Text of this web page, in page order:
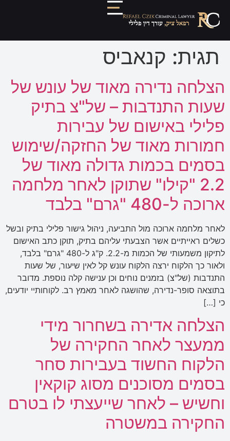
תגית: קנאביס
הצלחה נדירה מאוד של עונש של
שעות התנדבות – של"צ בתיק
פלילי באישום של עבירות
חמורות מאוד של החזקה/שימוש
בסמים בכמות גדולה מאוד של
2.2 "קילו" שתוקן לאחר מלחמה
ארוכה ל-480 "גרם" בלבד
לאחר מלחמה ארוכה מול התביעה, ניהול גישור פלילי בתיק ובשל
כשלים ראייתיים אשר הצבעתי עליהם בתיק, תוקן כתב האישום
לתיקון משמעותי של הכמות מ-2.2. ק"ג ל-480 "גרם" בלבד,
ולאור כך הלקוח ירצה הלקוח עונש קל לאין שיעור, של שעות
התנדבות (של"צ) בזמנים נוחים וכן ענישה קלה נוספת. מדובר
בתוצאה סופר-נדירה, שהושגה לאחר מאמץ רב. לקוחותיי יודעים,
כי […]
הצלחה אדירה בשחרור מידי
ממעצר לאחר החקירה של
הלקוח החשוד בעבירות סחר
בסמים מסוכנים מסוג קוקאין
וחשיש – לאחר שייעצתי לו בטרם
החקירה במשטרה